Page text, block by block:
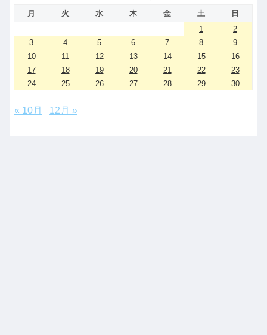
月 火 水 木 金 土
日
1
2
3
4 5 6 7 8
9
10
11 12 13 14 15
16
17
18 19 20 21 22
23
24
25 26 27 28 29 30
« 10月 12月 »